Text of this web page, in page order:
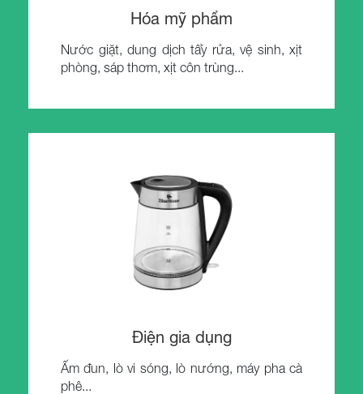
Hóa mỹ phẩm
Nước giặt, dung dịch tẩy rửa, vệ sinh, xịt
phòng, sáp thơm, xịt côn trùng...
Điện gia dụng
Ấm đun, lò vi sóng, lò nướng, máy pha cà
phê...